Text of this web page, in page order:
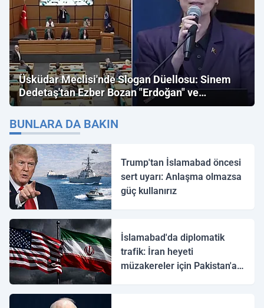
Üsküdar Meclisi'nde Slogan Düellosu: Sinem
Dedetaş'tan Ezber Bozan "Erdoğan" ve
"İmamoğlu" Çıkışı!
BUNLARA DA BAKIN
Trump'tan İslamabad öncesi
sert uyarı: Anlaşma olmazsa
güç kullanırız
İslamabad'da diplomatik
trafik: İran heyeti
müzakereler için Pakistan'a